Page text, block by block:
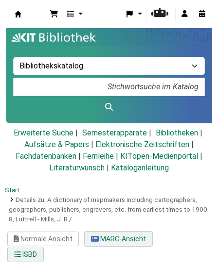
Erweiterte Suche Semesterapparate
Bibliotheken
Aufsätze & Papers
Elektronische Zeitschriften
Fachdatenbanken
Fernleihe KITopen-Medienportal
Literaturwunsch
Kataloganleitung
Start
Details zu: A dictionary of mapmakers including cartographers,
geographers, publishers, engravers, etc. from earliest times to 1900.
8, Luttrell - Mills, J. B /
Normale Ansicht
MARC-Ansicht
ISBD